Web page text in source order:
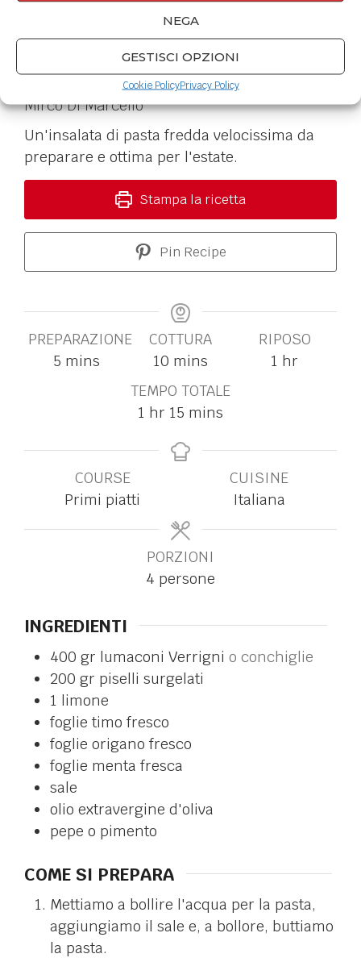
NEGA
GESTISCI OPZIONI
Cookie PolicyPrivacy Policy
Pasta fredda con piselli
e limone
Mirco Di Marcello
Un'insalata di pasta fredda velocissima da
preparare e ottima per l'estate.
Stampa la ricetta
Pin Recipe
PREPARAZIONE
5 mins
COTTURA
10 mins
RIPOSO
1 hr
TEMPO TOTALE
1 hr 15 mins
COURSE
Primi piatti
CUISINE
Italiana
PORZIONI
4 persone
INGREDIENTI
400 gr lumaconi Verrigni o conchiglie
200 gr piselli surgelati
1 limone
foglie timo fresco
foglie origano fresco
foglie menta fresca
sale
olio extravergine d'oliva
pepe o pimento
COME SI PREPARA
Mettiamo a bollire l'acqua per la pasta,
aggiungiamo il sale e, a bollore, buttiamo
la pasta.